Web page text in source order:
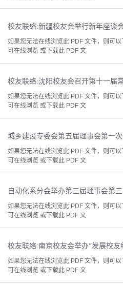
校友联络:新疆校友会举行新年座谈
如果您无法在线浏览此 PDF 文件，则可
可在线浏览 或下载此 PDF 文
校友联络:沈阳校友会召开第十一届
如果您无法在线浏览此 PDF 文件，则可
可在线浏览 或下载此 PDF 文
城乡建设专委会第五届理事会第一
如果您无法在线浏览此 PDF 文件，则可
可在线浏览 或下载此 PDF 文
自动化系分会举办第三届理事会第
如果您无法在线浏览此 PDF 文件，则可
可在线浏览 或下载此 PDF 文
校友联络:南京校友会举办“发展校
如果您无法在线浏览此 PDF 文件，则可
可在线浏览 或下载此 PDF 文